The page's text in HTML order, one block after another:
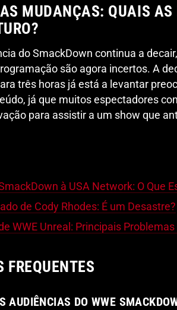
MUDANÇAS: QUAIS AS
do SmackDown continua a
são agora incertos. A
três horas já está a levantar
já que muitos espectadores
para assistir a um show que
à USA Network: O Que
de Cody Rhodes: É um Desastre?
WWE Unreal: Principais
FREQUENTES
AUDIÊNCIAS DO WWE